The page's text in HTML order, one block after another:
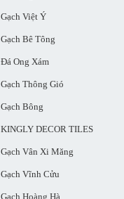
Gạch Việt Ý
Gạch Bê Tông
Đá Ong Xám
Gạch Thông Gió
Gạch Bông
KINGLY DECOR TILES
Gạch Vân Xi Măng
Gạch Vĩnh Cửu
Gạch Hoàng Hà